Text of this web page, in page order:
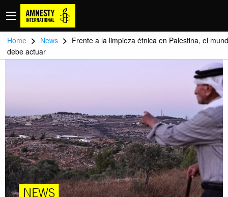
Home > News > Frente a la limpieza étnica en Palestina, el
debe actuar
NEWS